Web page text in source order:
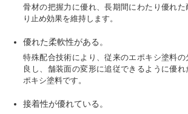
骨材の把握力に優れ、長期間にわたり優れ
り止め効果を維持します。
優れた柔軟性がある。
特殊配合技術により、従来のエポキシ塗料
良し、舗装面の変形に追従できるように優
ポキシ塗料です。
接着性が優れている。